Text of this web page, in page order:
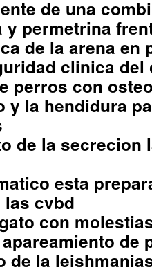
de una
permetrina
de la arena en
clinica del
perros con
y la hendidura
de la secrecion
esta
las cvbd
con
de
de la